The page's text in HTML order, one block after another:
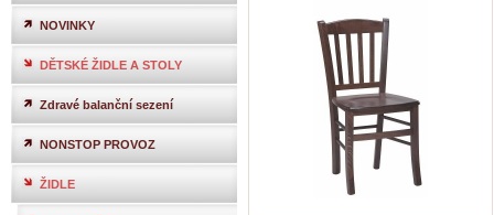
NOVINKY
DĚTSKÉ ŽIDLE A STOLY
Zdravé balanční sezení
NONSTOP PROVOZ
ŽIDLE